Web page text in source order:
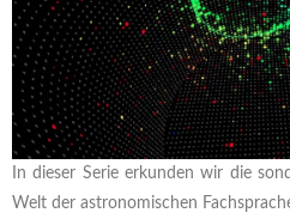
In dieser Serie erkunden wir die
Welt der astronomischen